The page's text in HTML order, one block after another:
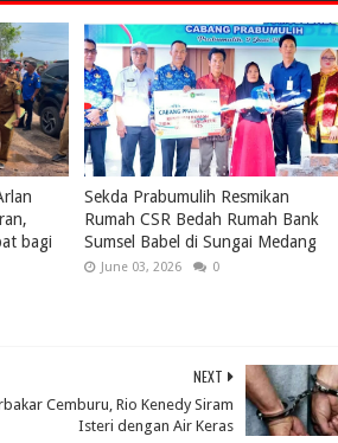
bagi
Sekda Prabumulih Resmikan
Rumah CSR Bedah Rumah Bank
Sumsel Babel di Sungai Medang
June 03, 2026 0
NEXT
Cemburu, Rio Kenedy Siram
Isteri dengan Air Keras